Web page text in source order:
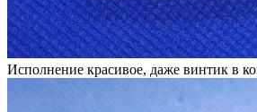
Исполнение красивое, даже винтик в